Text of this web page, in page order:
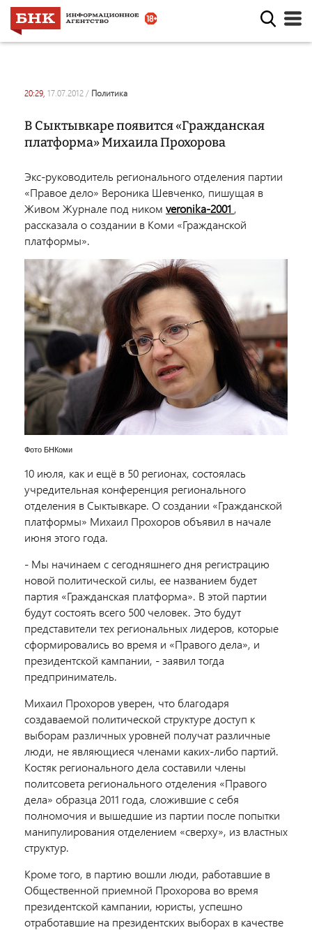
20:29, 17.07.2012 / политика
В Сыктывкаре появится «Гражданская
платформа» Михаила Прохорова
Экс-руководитель регионального отделения партии
«Правое дело» Вероника Шевченко, пишущая в
Живом Журнале под ником veronika-2001 ,
рассказала о создании в Коми «Гражданской
платформы».
Фото БНКоми
10 июля, как и ещё в 50 регионах, состоялась
учредительная конференция регионального
отделения в Сыктывкаре. О создании «Гражданской
платформы» Михаил Прохоров объявил в начале
июня этого года.
- Мы начинаем с сегодняшнего дня регистрацию
новой политической силы, ее названием будет
партия «Гражданская платформа». В этой партии
будут состоять всего 500 человек. Это будут
представители тех региональных лидеров, которые
сформировались во время и «Правого дела», и
президентской кампании, - заявил тогда
предприниматель.
Михаил Прохоров уверен, что благодаря
создаваемой политической структуре доступ к
выборам различных уровней получат различные
люди, не являющиеся членами каких-либо партий.
Костяк регионального дела составили члены
политсовета регионального отделения «Правого
дела» образца 2011 года, сложившие с себя
полномочия и вышедшие из партии после попытки
манипулирования отделением «сверху», из властных
структур.
Кроме того, в партию вошли люди, работавшие в
Общественной приемной Прохорова во время
президентской кампании, юристы, успешно
отработавшие на президентских выборах в качестве